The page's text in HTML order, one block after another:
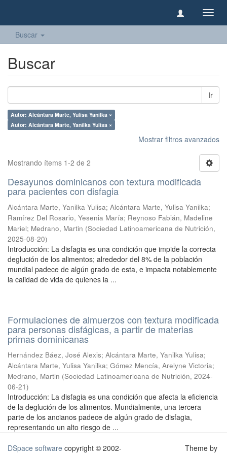
Buscar
Buscar
Ir
Autor: Alcántara Marte, Yulisa Yanilka ×
Autor: Alcántara Marte, Yanilka Yulisa ×
Mostrar filtros avanzados
Mostrando ítems 1-2 de 2
Desayunos dominicanos con textura modificada
para pacientes con disfagia
Alcántara Marte, Yanilka Yulisa; Alcántara Marte, Yulisa Yanilka;
Ramírez Del Rosario, Yesenia María; Reynoso Fabián, Madeline
Mariel; Medrano, Martin (Sociedad Latinoamericana de Nutrición,
2025-08-20)
Introducción: La disfagia es una condición que impide la correcta
deglución de los alimentos; alrededor del 8% de la población
mundial padece de algún grado de esta, e impacta notablemente
la calidad de vida de quienes la ...
Formulaciones de almuerzos con textura modificada
para personas disfágicas, a partir de materias
primas dominicanas
Hernández Báez, José Alexis; Alcántara Marte, Yanilka Yulisa;
Alcántara Marte, Yulisa Yanilka; Gómez Mencía, Arelyne Victoria;
Medrano, Martin (Sociedad Latinoamericana de Nutrición, 2024-
06-21)
Introducción: La disfagia es una condición que afecta la eficiencia
de la deglución de los alimentos. Mundialmente, una tercera
parte de los ancianos padece de algún grado de disfagia,
representando un alto riesgo de ...
DSpace software copyright © 2002-
Theme by